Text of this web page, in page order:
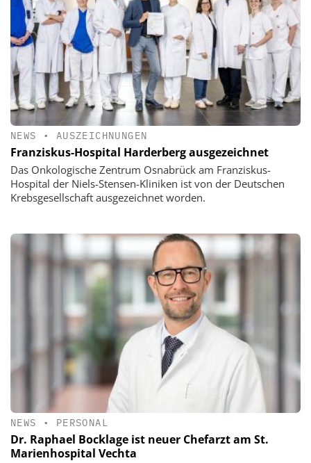
NEWS • AUSZEICHNUNGEN
Franziskus-Hospital Harderberg ausgezeichnet
Das Onkologische Zentrum Osnabrück am Franziskus-
Hospital der Niels-Stensen-Kliniken ist von der Deutschen
Krebsgesellschaft ausgezeichnet worden.
NEWS • PERSONAL
Dr. Raphael Bocklage ist neuer Chefarzt am St.
Marienhospital Vechta